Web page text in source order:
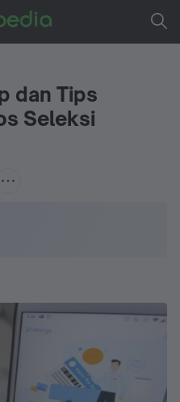
dan Tips
Seleksi